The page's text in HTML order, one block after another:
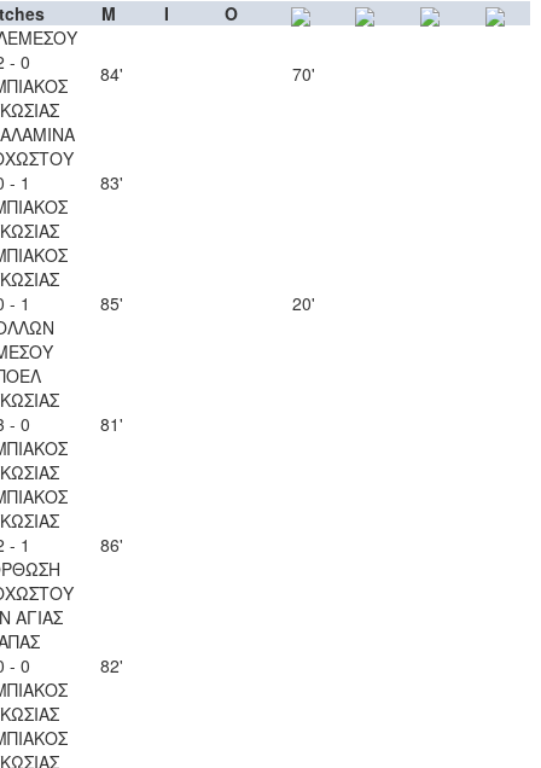
M I
O
- 0
84' 70'
- 1
83'
- 1
85' 20'
- 0
81'
- 1
86'
ΑΓΙΑΣ
- 0
82'